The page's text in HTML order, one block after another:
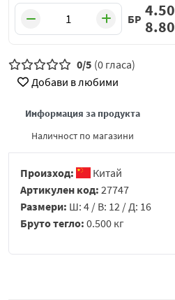
БР 4.50
8.80
0/5 (0 гласа)
Добави в любими
Информация за продукта
Наличност по магазини
Произход:
Китай
Артикулен код: 27747
Размери: Ш: 4 / В: 12 / Д: 16
Бруто тегло: 0.500 кг